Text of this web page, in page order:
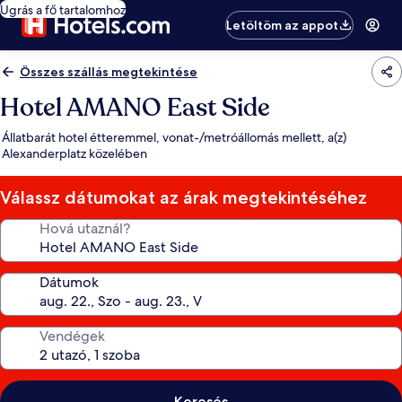
Ugrás a fő tartalomhoz
Letöltöm az appot
Összes szállás megtekintése
Hotel AMANO East Side
Állatbarát hotel étteremmel, vonat-/metróállomás mellett, a(z)
Alexanderplatz közelében
Válassz dátumokat az árak megtekintéséhez
Hová utaznál?
Dátumok
Vendégek